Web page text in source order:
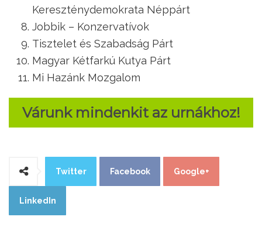
Kereszténydemokrata Néppárt
Jobbik – Konzervatívok
Tisztelet és Szabadság Párt
Magyar Kétfarkú Kutya Párt
Mi Hazánk Mozgalom
Várunk mindenkit az urnákhoz!
Twitter Facebook Google+
LinkedIn